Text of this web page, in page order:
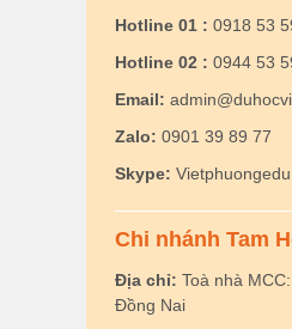
Hotline 01 : 0918 53
Hotline 02 : 0944 53
Email:
Zalo: 0901 39 89 77
Skype: Vietphuongedu
Chi nhánh Tam
Địa chỉ: Toà nhà
Đồng Nai